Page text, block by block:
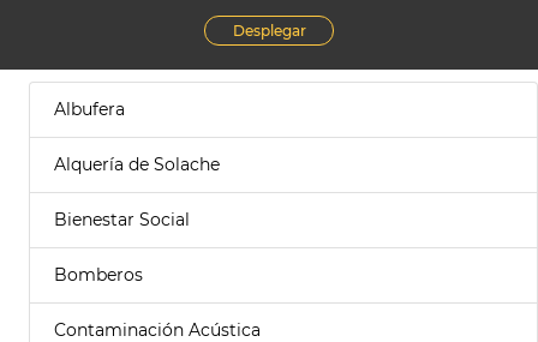
Desplegar
Albufera
Alquería de Solache
Bienestar Social
Bomberos
Contaminación Acústica